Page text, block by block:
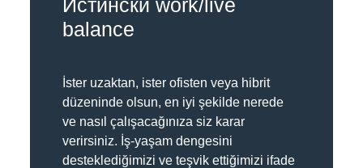
Истински work/live
balance
İster uzaktan, ister ofisten veya hibrit
düzeninde olsun, en iyi şekilde nerede
ve nasıl çalışacağınıza siz karar
verirsiniz. İş-yaşam dengesini
desteklediğimizi ve teşvik ettiğimizi ifade